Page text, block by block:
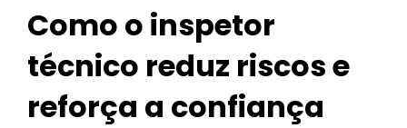
Como o inspetor
técnico reduz riscos e
reforça a confiança